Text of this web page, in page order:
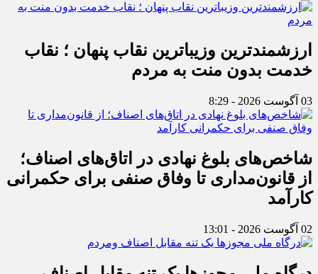
ارزشمندترین وزیباترین نقاب پنهان ؛ نقاب
خدمت بدون منت به مردم
03 آگوست 2026 - 8:29
شاخص‌های بلوغ نهادی در اتاق‌های اصناف؛
از قانون‌مداری تا وفاق صنفی برای حکمرانی
کارآمد
02 آگوست 2026 - 13:01